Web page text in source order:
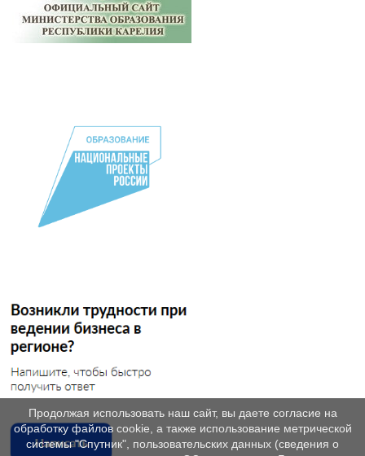
Продолжая использовать наш сайт, вы даете согласие на
обработку файлов cookie, а также использование метрической
системы "Спутник", пользовательских данных (сведения о